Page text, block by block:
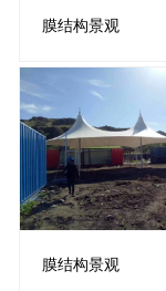
膜结构景观
膜结构景观